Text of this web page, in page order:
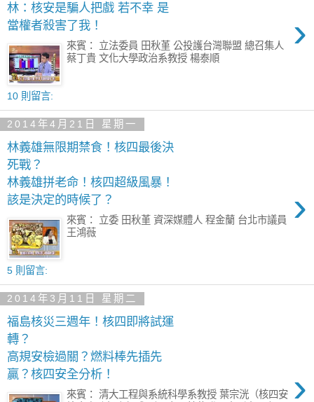
林：核安是騙人把戲 若不幸 是
當權者殺害了我！
›
來賓： 立法委員 田秋堇 公投護台灣聯盟 總召集人
蔡丁貴 文化大學政治系教授 楊泰順
10 則留言:
2014年4月21日 星期一
林義雄無限期禁食！核四最後決
死戰？
林義雄拼老命！核四超級風暴！
該是決定的時候了？
›
來賓： 立委 田秋堇 資深媒體人 程金蘭 台北市議員
王鴻薇
5 則留言:
2014年3月11日 星期二
福島核災三週年！核四即將試運
轉？
高規安檢過關？燃料棒先插先
贏？核四安全分析！
›
來賓： 清大工程與系統科學系教授 葉宗洸（核四安